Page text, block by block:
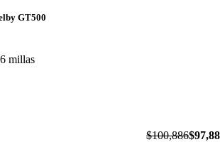
GT500
millas
$100,886